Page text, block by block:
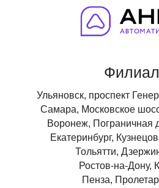
Ульяновск, проспект
Самара, Московское
Воронеж, Пограничная
Екатеринбург,
Тольятти,
Ростов-на-Дону,
Пенза,